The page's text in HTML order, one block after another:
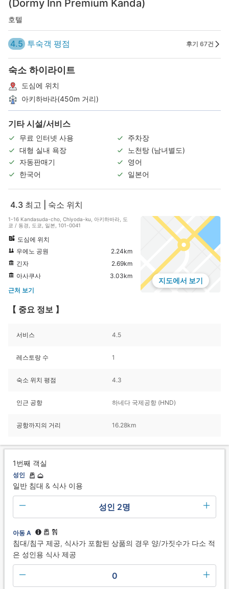
(Dormy Inn Premium Kanda)
호텔
4.5 투숙객 평점 후기 67건
숙소 하이라이트
도심에 위치
아키하바라(450m 거리)
기타 시설/서비스
무료 인터넷 사용
주차장
대형 실내 욕장
노천탕 (남녀별도)
자동판매기
영어
한국어
일본어
4.3 최고 | 숙소 위치
1-16 Kandasuda-cho, Chiyoda-ku, 아키하바라, 도
쿄 / 동경, 도쿄, 일본, 101-0041
도심에 위치
우에노 공원
2.24km
긴자
2.69km
아사쿠사
3.03km
근처 보기
지도에서 보기
【 중요 정보 】
서비스 4.5
레스토랑 수 1
숙소 위치 평점 4.3
인근 공항 하네다 국제공항 (HND)
공항까지의 거리 16.28km
1번째 객실
성인
일반 침대 & 식사 이용
성인 2명
아동 A
침대/침구 제공, 식사가 포함된 상품의 경우 양/가짓수가 다소 적
은 성인용 식사 제공
0